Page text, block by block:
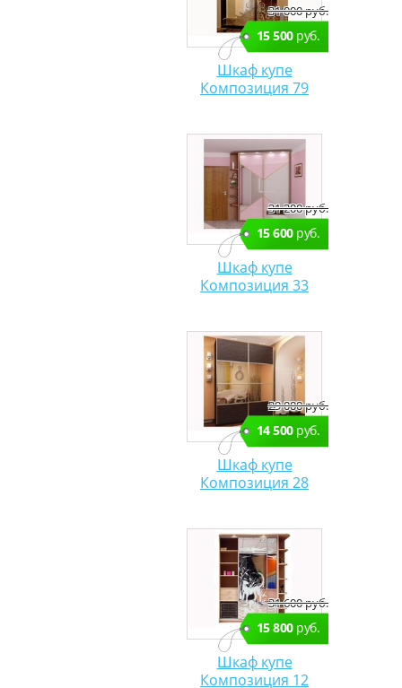
31 000 руб.
15 500руб.
Шкаф купе
Композиция 79
31 200 руб.
15 600руб.
Шкаф купе
Композиция 33
29 000 руб.
14 500руб.
Шкаф купе
Композиция 28
31 600 руб.
15 800руб.
Шкаф купе
Композиция 12